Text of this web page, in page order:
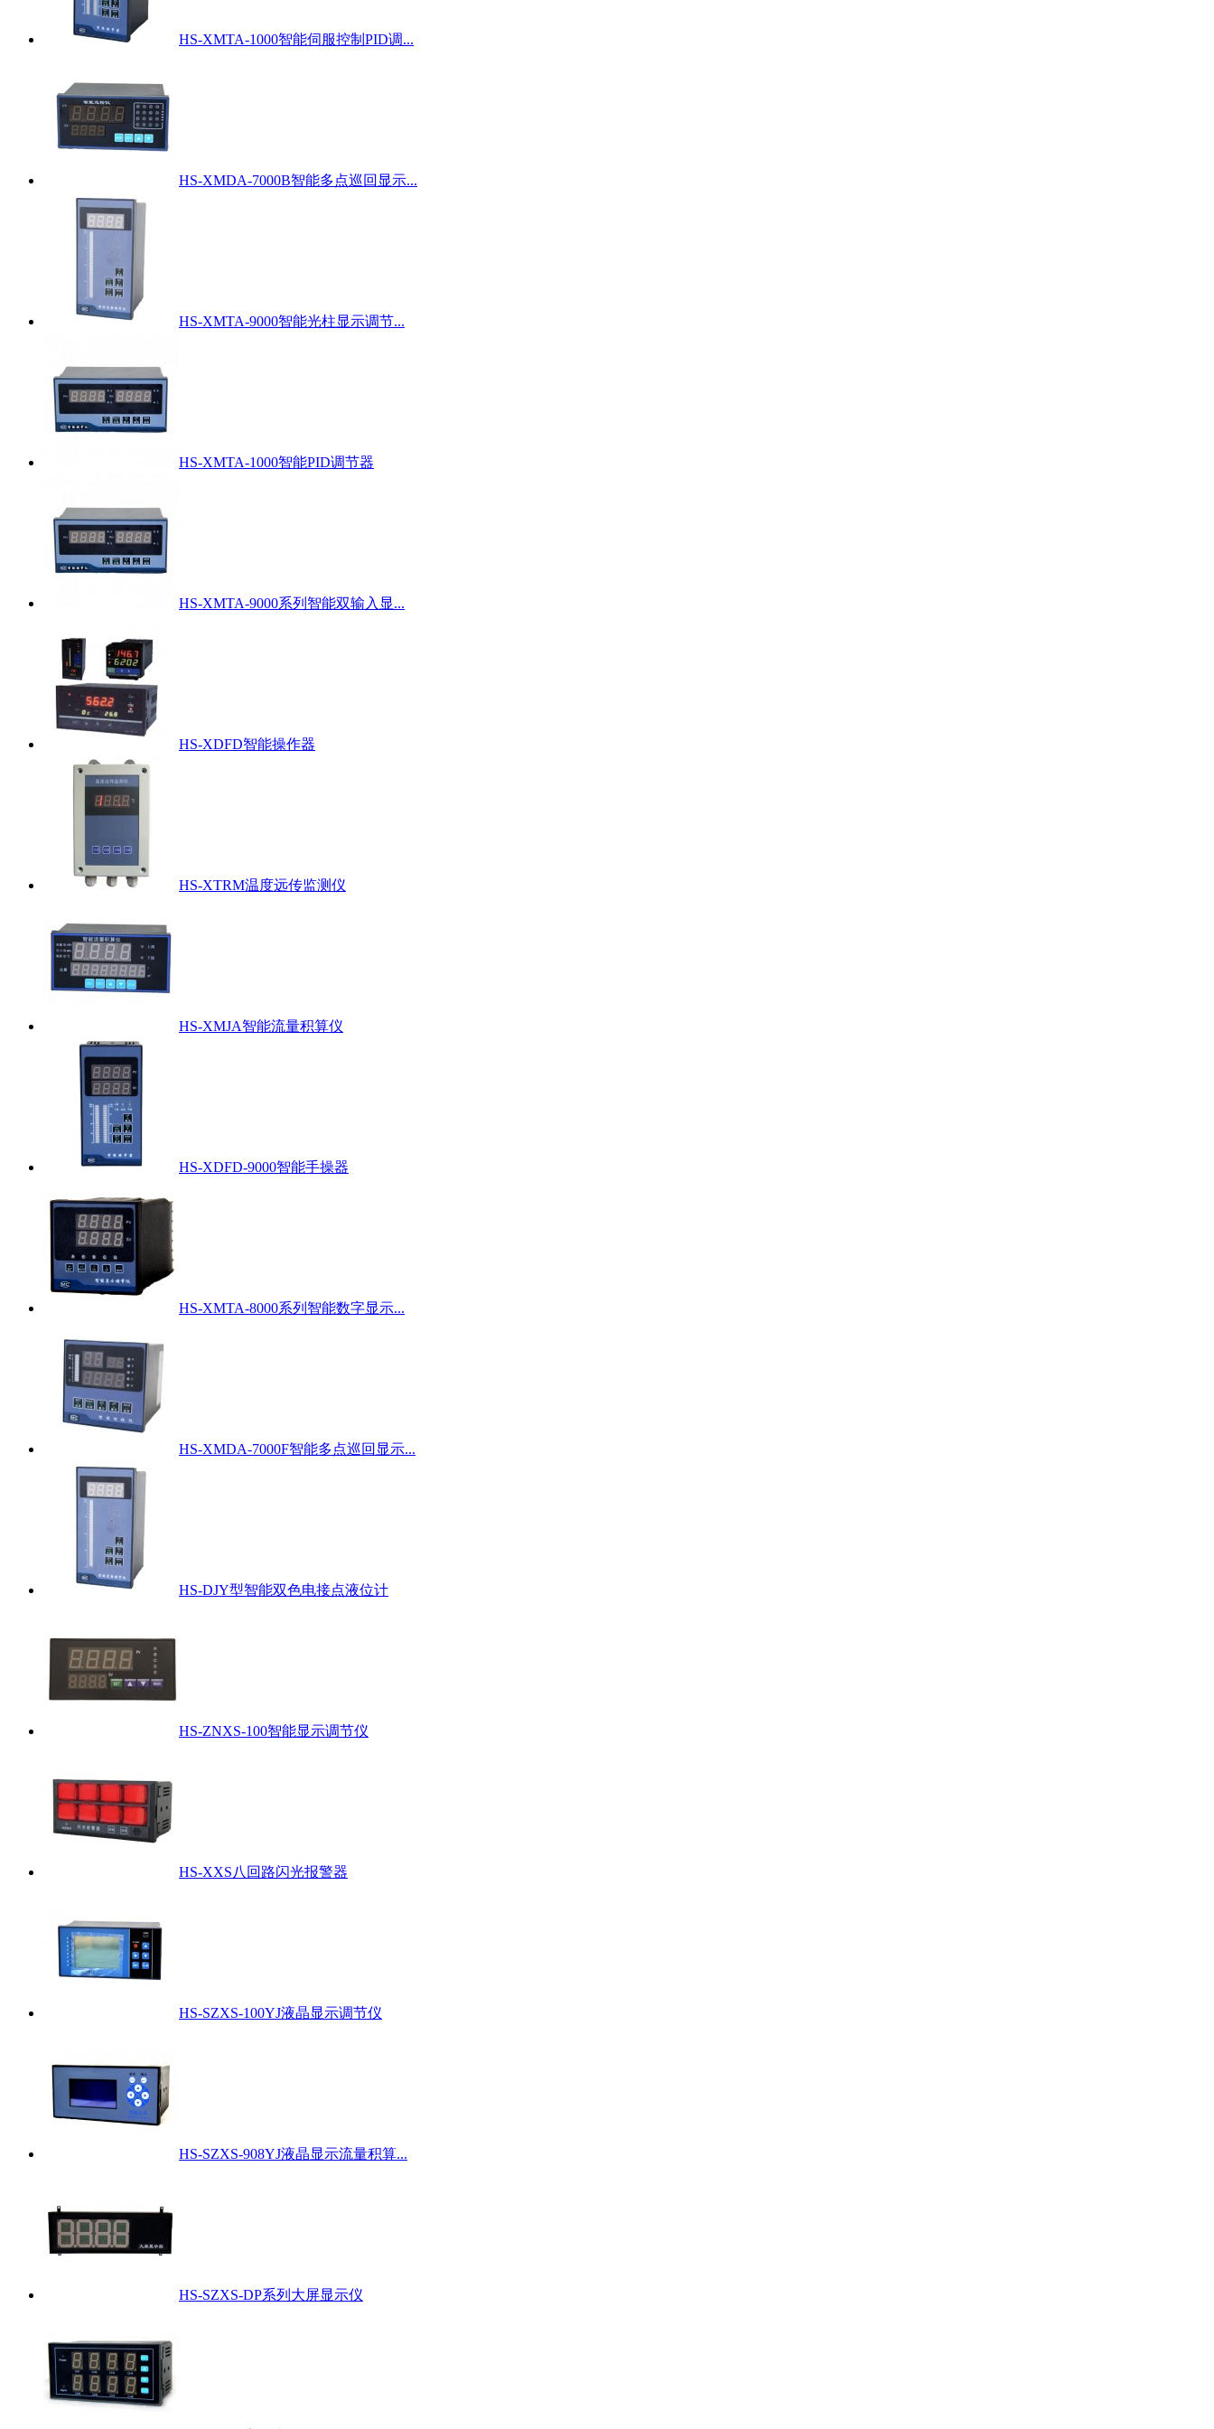
HS-XMTA-1000智能伺服控制PID调...
HS-XMDA-7000B智能多点巡回显示...
HS-XMTA-9000智能光柱显示调节...
HS-XMTA-1000智能PID调节器
HS-XMTA-9000系列智能双输入显...
HS-XDFD智能操作器
HS-XTRM温度远传监测仪
HS-XMJA智能流量积算仪
HS-XDFD-9000智能手操器
HS-XMTA-8000系列智能数字显示...
HS-XMDA-7000F智能多点巡回显示...
HS-DJY型智能双色电接点液位计
HS-ZNXS-100智能显示调节仪
HS-XXS八回路闪光报警器
HS-SZXS-100YJ液晶显示调节仪
HS-SZXS-908YJ液晶显示流量积算...
HS-SZXS-DP系列大屏显示仪